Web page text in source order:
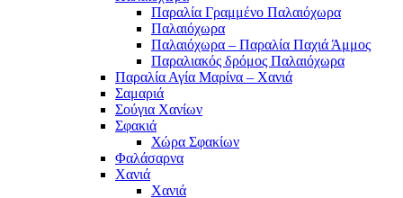
Παραλία Γραμμένο Παλαιόχωρα
Παλαιόχωρα
Παλαιόχωρα – Παραλία Παχιά Άμμος
Παραλιακός δρόμος Παλαιόχωρα
Παραλία Αγία Μαρίνα – Χανιά
Σαμαριά
Σούγια Χανίων
Σφακιά
Χώρα Σφακίων
Φαλάσαρνα
Χανιά
Χανιά